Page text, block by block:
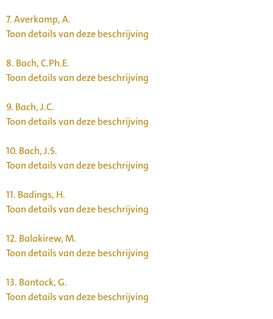
7.Averkamp, A.
Toon details van deze beschrijving
8. Bach, C.Ph.E.
Toon details van deze beschrijving
9. Bach, J.C.
Toon details van deze beschrijving
10. Bach, J.S.
Toon details van deze beschrijving
11. Badings, H.
Toon details van deze beschrijving
12. Balakirew, M.
Toon details van deze beschrijving
13. Bantock, G.
Toon details van deze beschrijving